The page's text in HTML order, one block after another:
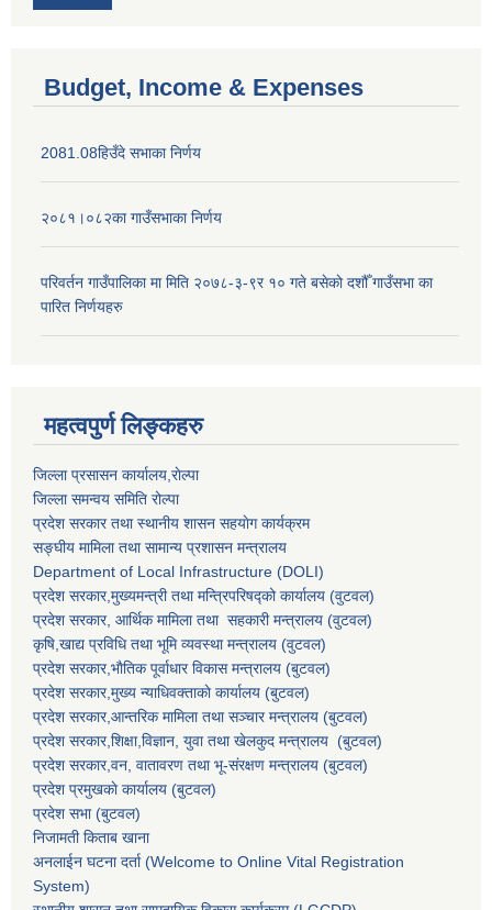
Budget, Income & Expenses
2081.08हिउँदे सभाका निर्णय
२०८१।०८२का गाउँसभाका निर्णय
परिवर्तन गाउँपालिका मा मिति २०७८-३-९र १० गते बसेकाे दशौँ गाउँसभा का
पारित निर्णयहरु
महत्वपुर्ण लिङ्कहरु
जिल्ला प्रसासन कार्यालय,राेल्पा
जिल्ला समन्वय समिति रोल्पा
प्रदेश सरकार तथा स्थानीय शासन सहयाेग कार्यक्रम
सङ्‍घीय मामिला तथा सामान्य प्रशासन मन्त्रालय
Department of Local Infrastructure (DOLI)
प्रदेश सरकार,मुख्यमन्त्री तथा मन्त्रिपरिषद्को कार्यालय (वुटवल)
प्रदेश सरकार, आर्थिक मामिला तथा सहकारी मन्त्रालय (वुटवल)
कृषि,खाद्य प्रविधि तथा भूमि व्यवस्था मन्त्रालय (वुटवल)
प्रदेश सरकार,भाैतिक पूर्वाधार विकास मन्त्रालय (बुटवल)
प्रदेश सरकार,मुख्य न्याधिवक्ताकाे कार्यालय (बुटवल)
प्रदेश सरकार,आन्तरिक मामिला तथा सञ्चार मन्त्रालय (बुटवल)
प्रदेश सरकार,शिक्षा,विज्ञान, युवा तथा खेलकुद मन्त्रालय (बुटवल)
प्रदेश सरकार,वन, वातावरण तथा भू-संरक्षण मन्त्रालय (बुटवल)
प्रदेश प्रमुखकाे कार्यालय (बुटवल)
प्रदेश सभा (बुटवल)
निजामती किताब खाना
अनलाईन घटना दर्ता (Welcome to Online Vital Registration
System)